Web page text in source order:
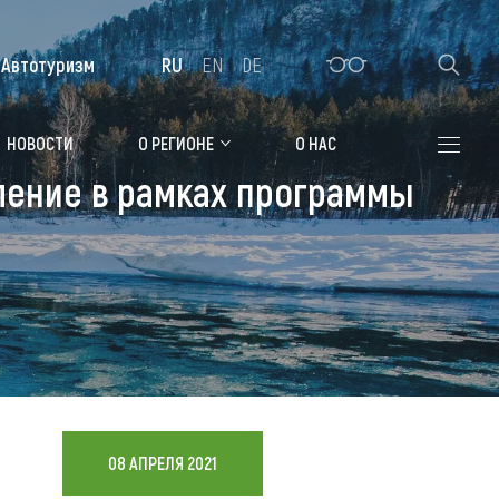
Алтайская зимовка
Где остановиться
Санатории
Гостиницы, отели
Коттеджи, базы
Сельские усадьбы
Мотели, придорожные отели
НОВОСТИ О РЕГИОНЕ О НАС
Автотуризм RU EN DE
в рамках программы
08 АПРЕЛЯ 2021